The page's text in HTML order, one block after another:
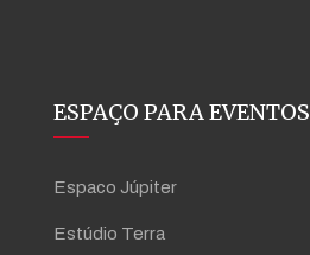
ESPAÇO PARA EVENTOS
Espaco Júpiter
Estúdio Terra